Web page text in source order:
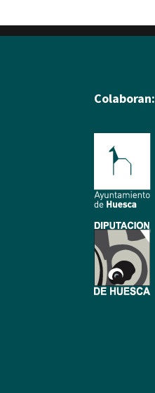
Colaboran: